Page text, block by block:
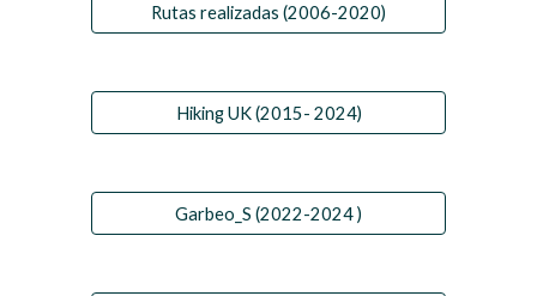
Rutas realizadas (2006-2020)
Hiking UK (2015- 2024)
Garbeo_S (2022-2024 )